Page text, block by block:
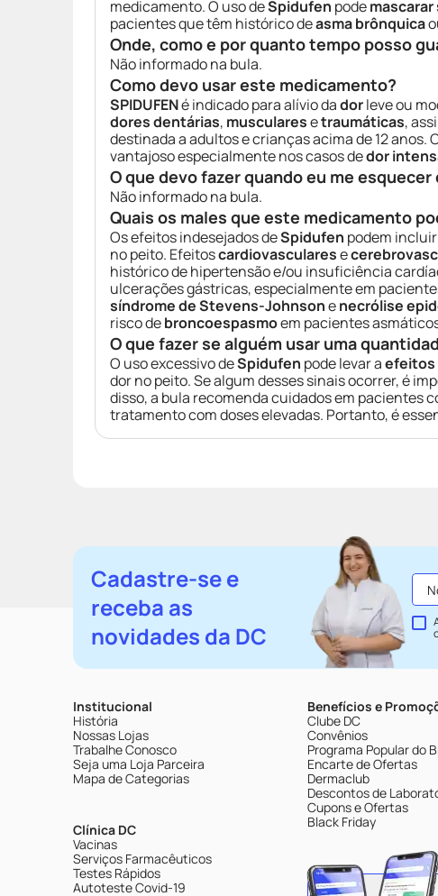
medicamento. O uso deSpidufen pode
pacientes que têm histórico deasma brônquica
Onde, como e por quanto tempo posso
Não informado na bula.
Como devo usar este medicamento?
SPIDUFENé indicado para alívio dadorleve ou
dores dentárias, muscularesetraumáticas,
destinada a adultos e crianças acima de 12 anos.
vantajoso especialmente nos casos dedor
O que devo fazer quando eu me
Não informado na bula.
Quais os males que este medicamento
Os efeitos indesejados deSpidufen podem
no peito. Efeitoscardiovascularese
histórico de hipertensão e/ou insuficiência
ulcerações gástricas, especialmente em
síndrome de Stevens-Johnsonenecrólise
risco debroncoespasmoem pacientes
O que fazer se alguém usar uma
O uso excessivo deSpidufen pode levar aefeitos
dor no peito. Se algum desses sinais ocorrer, é
disso, a bula recomenda cuidados em pacientes
tratamento com doses elevadas. Portanto, é
Cadastre-se e
receba as
novidades da DC
Institucional
História
Nossas Lojas
Trabalhe Conosco
Seja uma Loja Parceira
Mapa de Categorias
Clínica DC
Vacinas
Serviços Farmacêuticos
Testes Rápidos
Autoteste Covid-19
Benefícios e
Clube DC
Convênios
Programa Popular do
Encarte de Ofertas
Dermaclub
Descontos de
Cupons e Ofertas
Black Friday